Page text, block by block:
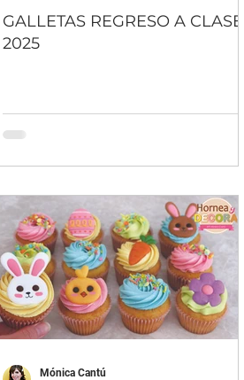
GALLETAS REGRESO A CLASES
2025
Mónica Cantú